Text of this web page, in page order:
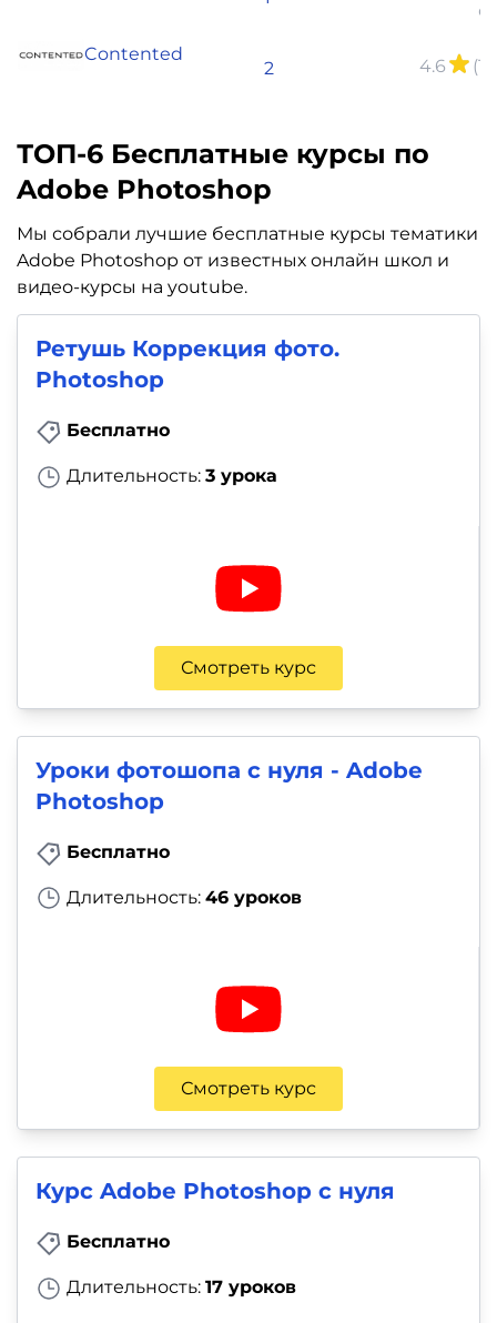
Contented
2 4.6
ТОП-6 Бесплатные курсы по
Adobe Photoshop
Мы собрали лучшие бесплатные курсы тематики
Adobe Photoshop от известных онлайн школ и
видео-курсы на youtube.
Ретушь Коррекция фото.
Photoshop
Бесплатно
Длительность: 3 урока
Смотреть курс
Уроки фотошопа с нуля - Adobe
Photoshop
Бесплатно
Длительность: 46 уроков
Смотреть курс
Курс Adobe Photoshop с нуля
Бесплатно
Длительность: 17 уроков